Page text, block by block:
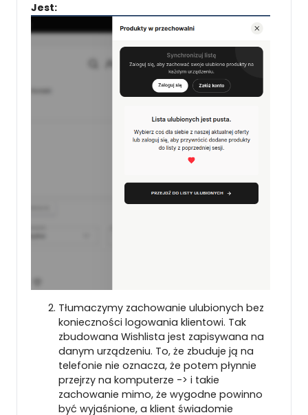
Jest:
Tłumaczymy zachowanie ulubionych bez
konieczności logowania klientowi. Tak
zbudowana Wishlista jest zapisywana na
danym urządzeniu. To, że zbuduje ją na
telefonie nie oznacza, że potem płynnie
przejrzy na komputerze -> i takie
zachowanie mimo, że wygodne powinno
być wyjaśnione, a klient świadomie